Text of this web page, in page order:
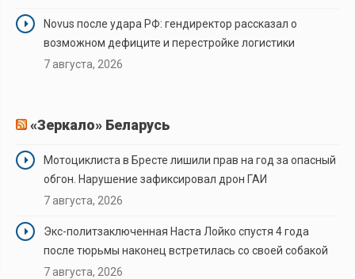
Novus после удара РФ: гендиректор рассказал о
возможном дефиците и перестройке логистики
7 августа, 2026
«Зеркало» Беларусь
Мотоциклиста в Бресте лишили прав на год за опасный
обгон. Нарушение зафиксировал дрон ГАИ
7 августа, 2026
Экс-политзаключенная Наста Лойко спустя 4 года
после тюрьмы наконец встретилась со своей собакой
7 августа, 2026